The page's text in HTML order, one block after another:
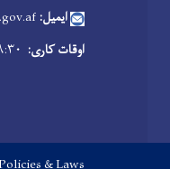
ایمیل:
اوقات کاری: